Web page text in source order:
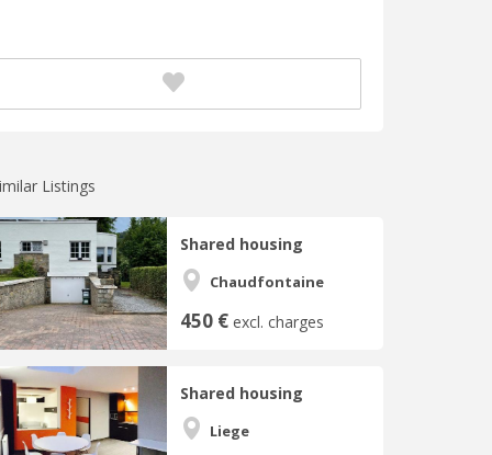
Listings
Shared housing
Chaudfontaine
450 € excl. charges
Shared housing
Liege